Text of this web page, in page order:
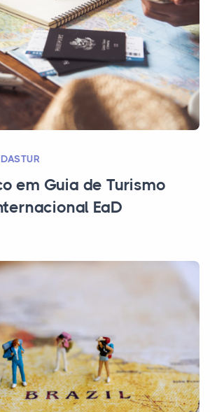
em Guia de Turismo
EaD